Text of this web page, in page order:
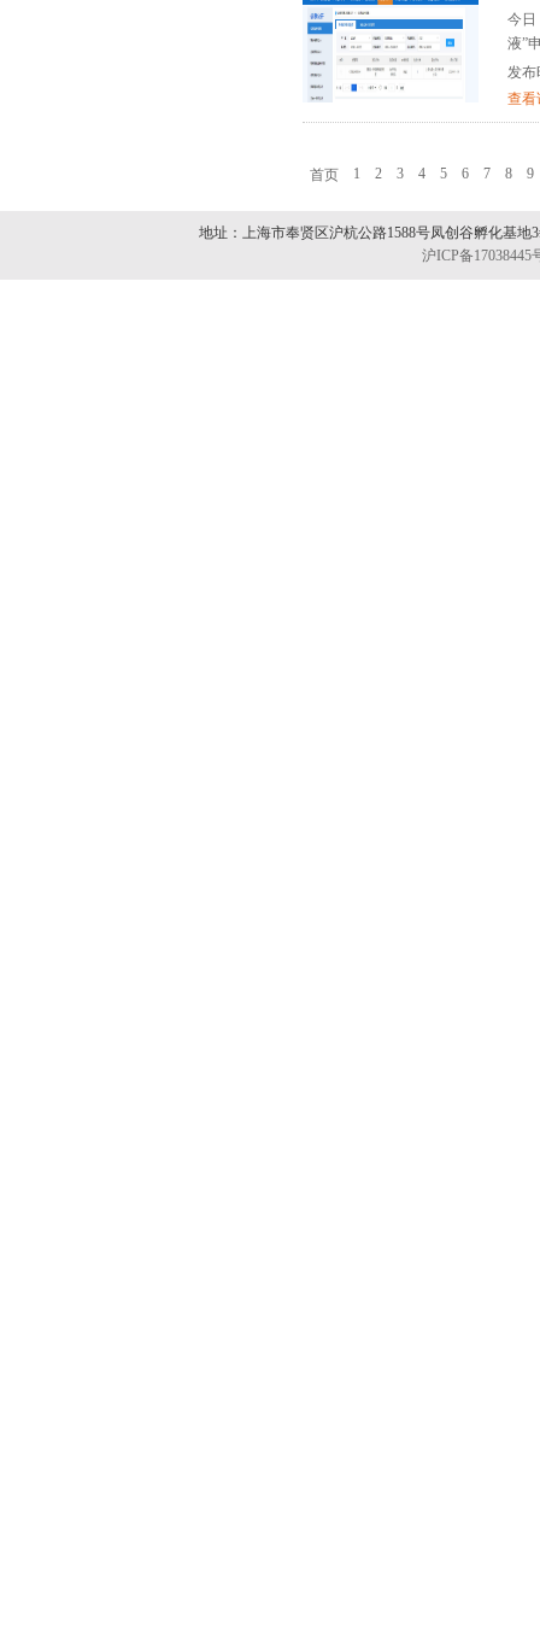
今日
液”
发布
查看
首页 1 2 3 4 5 6 7 8 9
地址：上海市奉贤区沪杭公路1588号凤创谷孵化基
沪ICP备17038445